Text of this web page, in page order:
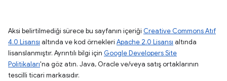
Aksi belirtilmediği sürece bu sayfanın içeriği Creative Commons Atıf
4.0 Lisansı altında ve kod örnekleri Apache 2.0 Lisansı altında
lisanslanmıştır. Ayrıntılı bilgi için Google Developers Site
Politikaları'na göz atın. Java, Oracle ve/veya satış ortaklarının
tescilli ticari markasıdır.